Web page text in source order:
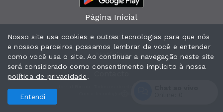
Página Inicial
Jornal
Notícias
Nosso site usa cookies e outras tecnologias para que nós
e nossos parceiros possamos lembrar de você e entender
como você usa o site. Ao continuar a navegação neste site
será considerado como consentimento implícito à nossa
política de privacidade.
Entendi